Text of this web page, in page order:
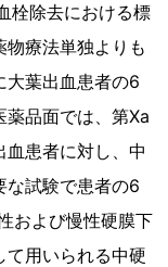
栓除去における標
療法単独よりも
大葉出血患者の6
薬品面では、第Xa
患者に対し、中
な試験で患者の6
および慢性硬膜下
て用いられる中硬